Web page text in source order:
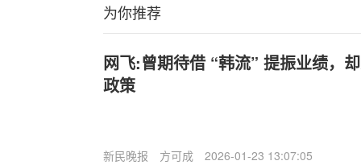
为你推荐
网飞:曾期待借 “韩流” 提振业绩，
政策
新民晚报 方可成 2026-01-23 13:07:05